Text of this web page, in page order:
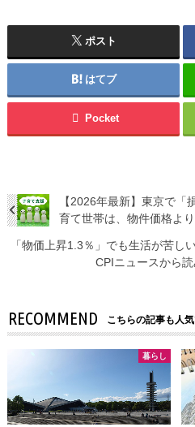
ポスト
はてブ
Pocket
【2026年最新】東京で「
育て世帯は、物件価格よ
「物価上昇1.3％」でも生活が苦し
CPIニュースから
RECOMMEND こちらの記事も人気
暮らし